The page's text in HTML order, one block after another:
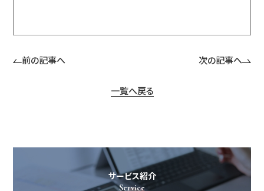
前の記事へ 次の記事へ
一覧へ戻る
サービス紹介
Service